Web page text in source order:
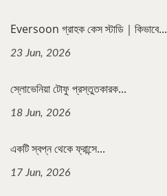
Eversoon গ্রাহক কেস স্টাডি｜কিভাবে...
23 Jun, 2026
স্লোভেনিয়া টোফু প্রস্তুতকারক...
18 Jun, 2026
একটি স্বপ্ন থেকে ফ্রান্সে...
17 Jun, 2026